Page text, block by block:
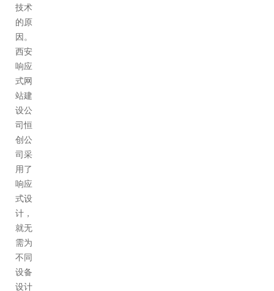
技术
的原
因。
西安
响应
式网
站建
设公
司恒
创公
司采
用了
响应
式设
计，
就无
需为
不同
设备
设计